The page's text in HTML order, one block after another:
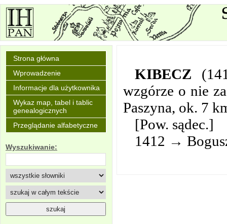
Strona główna
Wprowadzenie
Informacje dla użytkownika
Wykaz map, tabel i tablic
genealogicznych
Przeglądanie alfabetyczne
Wyszukiwanie:
KIBECZ
wzgórze o nie
Paszyna, ok. 7
[Pow. sądec.]
1412 →